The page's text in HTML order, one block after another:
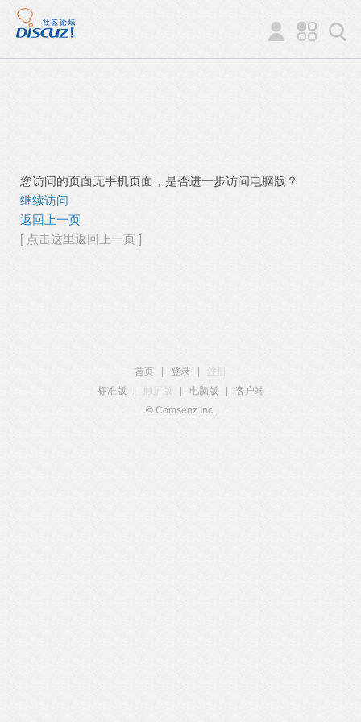
您访问的页面无手机页面，是否进一步访问电脑版？
继续访问
返回上一页
[ 点击这里返回上一页 ]
首页 登录
注册
标准版
触屏版 电脑版
客户端
© Comsenz Inc.